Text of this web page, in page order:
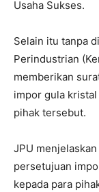
Usaha Sukses.
Selain itu tanpa
Perindustrian
memberikan
impor gula
pihak tersebut.
JPU
persetujuan
kepada para